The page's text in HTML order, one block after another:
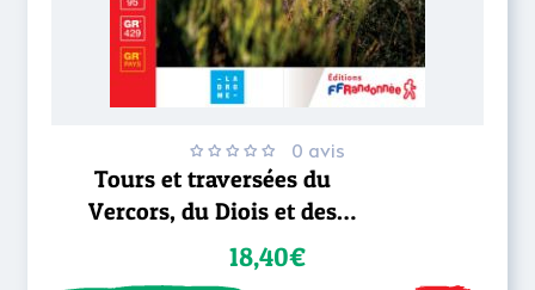
0 avis
Tours et traversées du
Vercors, du Diois et des
Baronnies - GR® 9
18,40€